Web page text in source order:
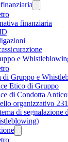
finanziaria
e
di Gruppo e
Etico di Gruppo
di Condotta
organizzativo
di segnalazione